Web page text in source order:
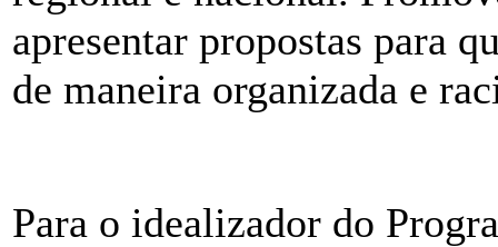
apresentar propostas para
de maneira organizada e
Para o idealizador do